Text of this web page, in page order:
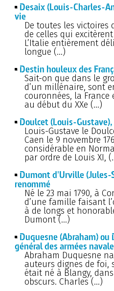
Desaix (Louis-Charles-
vie
De toutes les victoires
de celles qui
L’Italie entièrement
longue (…)
Destin houleux des
Sait-on que dans le
d’un millénaire, sont
couronnées, la France
au début du XXe (…)
Doulcet (Louis-
Louis-Gustave le
Caen le 9 novembre
considérable en
par ordre de Louis XI,
Dumont d'Urville
renommé
Né le 23 mai 1790, à
d’une famille faisant
à de longs et
Dumont (…)
Duquesne (Abraham)
général des armées
Abraham Duquesne
auteurs dignes de foi,
était né à Blangy,
obscurs. Charles (…)